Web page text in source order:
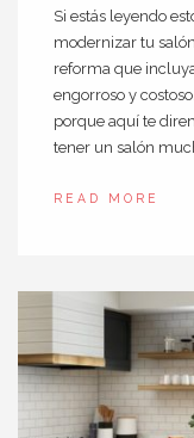
Si estás leyendo
modernizar tu
reforma que
engorroso y
porque aquí te
tener un salón
READ MORE